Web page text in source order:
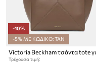
-10%
-5% ΜΕ ΚΩΔΙΚΟ: TAN
Τρέχουσα τιμή: